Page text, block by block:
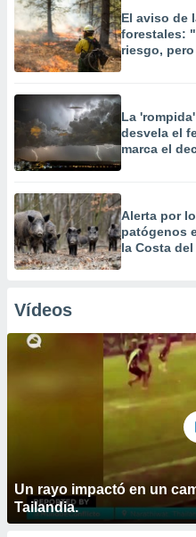
El aviso de
forestales:
riesgo,
La
desvela el
marca el
Alerta por
patógenos
la Costa del
Vídeos
Un rayo impactó en un
Tailandia.